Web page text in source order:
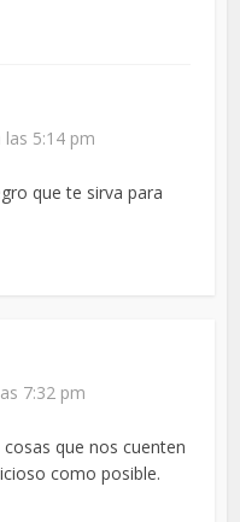
5:14 pm
que te sirva para
7:32 pm
que nos cuenten
como posible.